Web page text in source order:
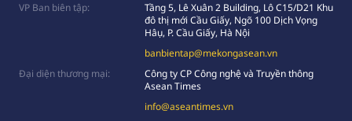
VP Ban biên tập:
Tầng 5, Lê Xuân 2 Building, Lô C15/D21 Khu
đô thị mới Cầu Giấy, Ngõ 100 Dịch Vọng
Hâụ, P. Cầu Giấy, Hà Nội
banbientap@mekongasean.vn
Đại diện thương mại:
Công ty CP Công nghệ và Truyền thông
Asean Times
info@aseantimes.vn